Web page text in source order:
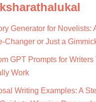
Generator for Novelists:
Changer or Just a
GPT Prompts for Writers
Work
Writing Examples: A